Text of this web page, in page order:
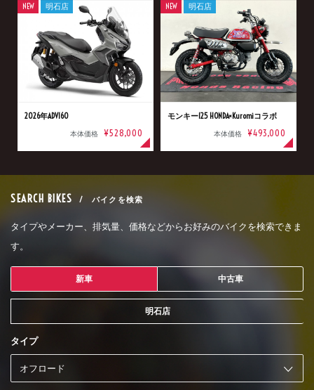
2026年ADV160
本体価格 ¥528,000
NEW 明石店
モンキー125 HONDA×Kuromiコラボ
本体価格 ¥493,000
NEW 明石店
SEARCH BIKES / バイクを検索
タイプやメーカー、排気量、価格などからお好みのバイクを検索できま
す。
新車 中古車
明石店
タイプ